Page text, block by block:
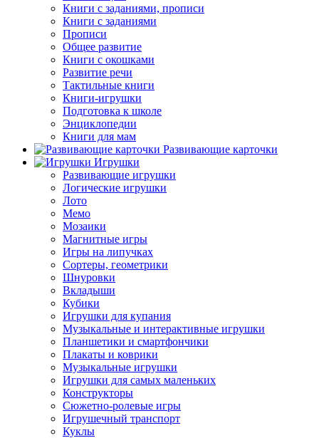
Книги с заданиями, прописи
Книги с заданиями
Прописи
Общее развитие
Книги с окошками
Развитие речи
Тактильные книги
Книги-игрушки
Подготовка к школе
Энциклопедии
Книги для мам
Развивающие карточки
Игрушки
Развивающие игрушки
Логические игрушки
Лото
Мемо
Мозаики
Магнитные игры
Игры на липучках
Сортеры, геометрики
Шнуровки
Вкладыши
Кубики
Игрушки для купания
Музыкальные и интерактивные игрушки
Планшетики и смартфончики
Плакаты и коврики
Музыкальные игрушки
Игрушки для самых маленьких
Конструкторы
Сюжетно-ролевые игры
Игрушечный транспорт
Куклы